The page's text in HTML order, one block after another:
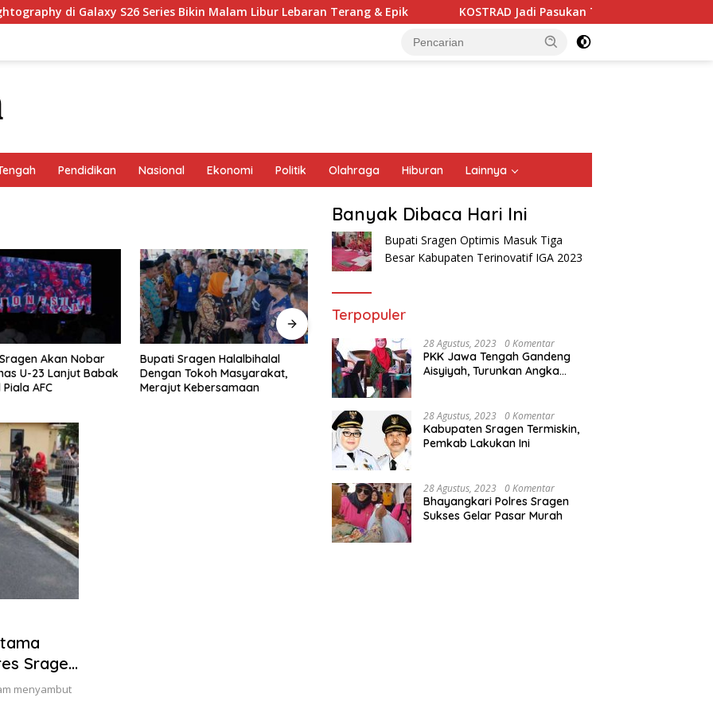
di Galaxy S26 Series Bikin Malam Libur Lebaran Terang & Epik KOSTRAD Jadi Pasukan Terbaik Defile Militer
Pendidikan Nasional Ekonomi Politik Olahraga Hiburan Lainnya
Akan Nobar
U-23 Lanjut Babak
AFC
Bupati Sragen Halalbihalal
Dengan Tokoh Masyarakat,
Merajut Kebersamaan
751 Calon Jemaah Haji
Kabupaten Sragen Ikuti
Bimbingan Manasik
Bupati Yuni Optimis Sragen
Masuk Tiga Besar Penilaian
Sragen
menyambut
Banyak Dibaca Hari Ini
Bupati Sragen Optimis Masuk Tiga
Besar Kabupaten Terinovatif IGA 2023
Terpopuler
28 Agustus, 2023 0 Komentar
PKK Jawa Tengah Gandeng
Aisyiyah, Turunkan Angka
28 Agustus, 2023 0 Komentar
Kabupaten Sragen Termiskin,
Pemkab Lakukan Ini
28 Agustus, 2023 0 Komentar
Bhayangkari Polres Sragen
Sukses Gelar Pasar Murah